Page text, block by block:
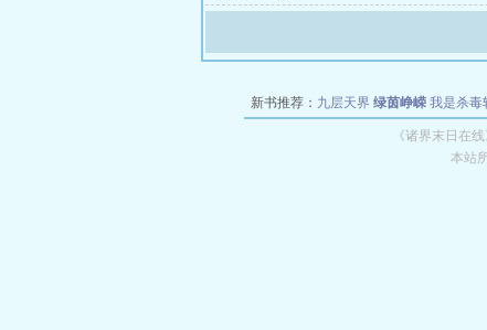
新书推荐： 九层天界 绿茵峥嵘 我是杀毒
教练万岁 都市
《诸界末日在
本站